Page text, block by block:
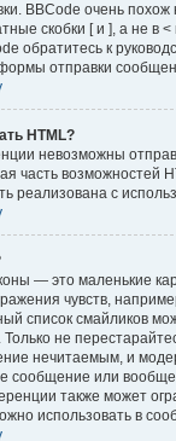
BBCode очень похож
скобки [ и ], а не в
обратитесь к
отправки
HTML?
невозможны
часть возможностей
реализована с
— это маленькие
чувств,
список смайликов
не
нечитаемым, и
сообщение или вообще
также может
использовать в